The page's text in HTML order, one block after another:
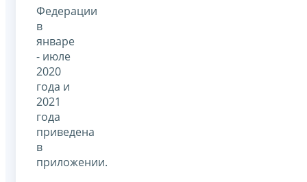
Федерации
в
январе
- июле
2020
года и
2021
года
приведена
в
приложении.